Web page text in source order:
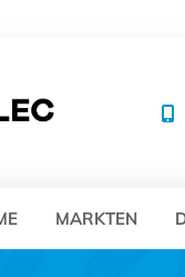
MARKTEN